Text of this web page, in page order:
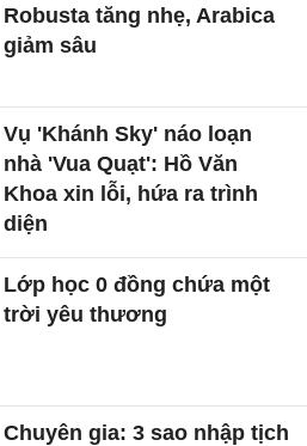
Robusta tăng nhẹ, Arabica
giảm sâu
Vụ 'Khánh Sky' náo loạn
nhà 'Vua Quạt': Hồ Văn
Khoa xin lỗi, hứa ra trình
diện
Lớp học 0 đồng chứa một
trời yêu thương
Chuyên gia: 3 sao nhập tịch